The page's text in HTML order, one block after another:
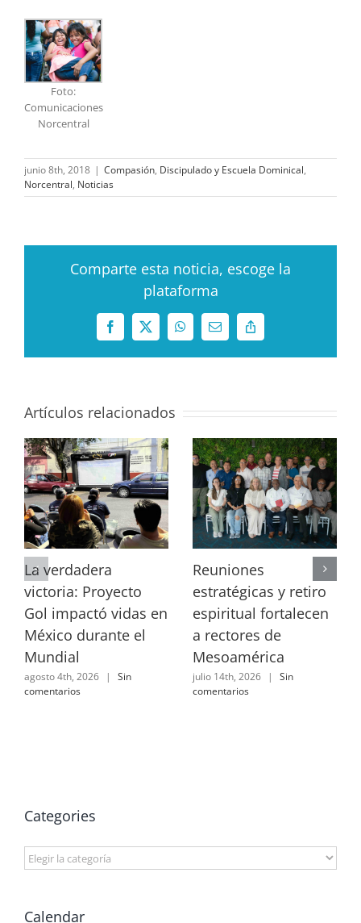
Foto:
Comunicaciones
Norcentral
junio 8th, 2018 | Compasión, Discipulado y Escuela Dominical,
Norcentral, Noticias
Comparte esta noticia, escoge la
plataforma
Facebook
X WhatsAppCorreo
electrónico
Copy
Link
Artículos relacionados
La verdadera
victoria: Proyecto
Gol impactó vidas en
México durante el
Mundial
agosto 4th, 2026 |
Sin
comentarios
Reuniones
estratégicas y retiro
espiritual fortalecen
a rectores de
Mesoamérica
julio 14th, 2026 |
Sin
comentarios
Categories
Categories
Calendar